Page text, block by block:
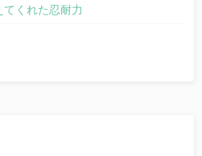
てくれた忍耐力